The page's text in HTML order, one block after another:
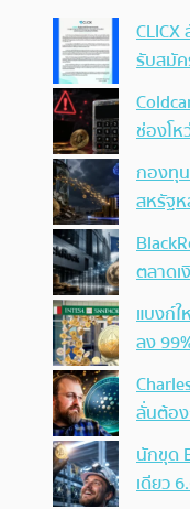
รับสมั
ช่องโห
กองทุน
สหรัฐ
ตลาดเ
แบงก์
ลง
ลั่นต้อ
นักขุด
เดียว